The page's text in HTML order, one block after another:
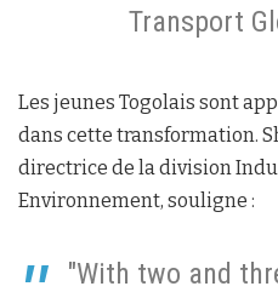
Transport
Les jeunes Togolais sont
dans cette transformation.
directrice de la division
Environnement, souligne :
"With two and